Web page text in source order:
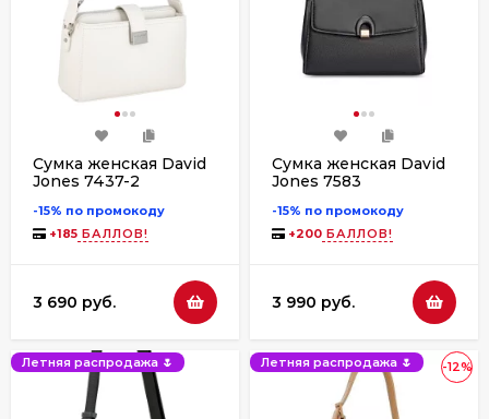
Сумка женская David
Jones 7437-2
-15% по промокоду
+185 БАЛЛОВ!
3 690 руб.
Сумка женская David
Jones 7583
-15% по промокоду
+200 БАЛЛОВ!
3 990 руб.
Летняя распродажа 🌷 -12%
Летняя распродажа 🌷